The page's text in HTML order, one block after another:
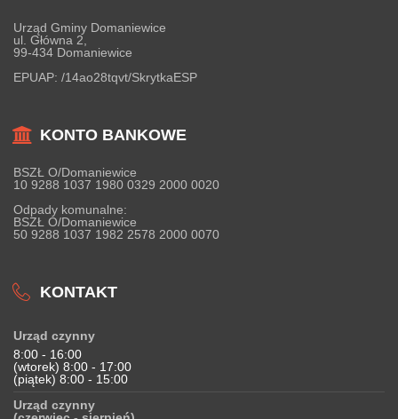
Urząd Gminy Domaniewice
ul. Główna 2,
99-434 Domaniewice
EPUAP: /14ao28tqvt/SkrytkaESP
KONTO BANKOWE
BSZŁ O/Domaniewice
10 9288 1037 1980 0329 2000 0020
Odpady komunalne:
BSZŁ O/Domaniewice
50 9288 1037 1982 2578 2000 0070
KONTAKT
Urząd czynny
8:00 - 16:00
(wtorek) 8:00 - 17:00
(piątek) 8:00 - 15:00
Urząd czynny